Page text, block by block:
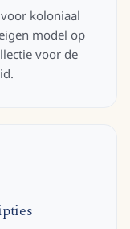
koloniaal
model op
voor de